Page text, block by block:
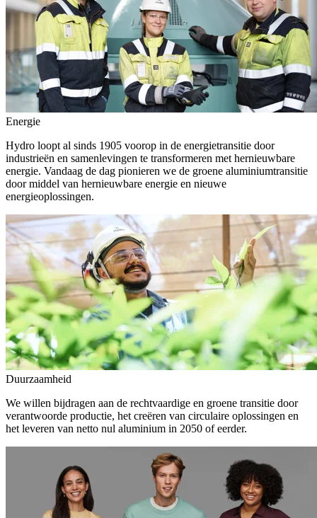
Energie
Hydro loopt al sinds 1905 voorop in de energietransitie door
industrieën en samenlevingen te transformeren met hernieuwbare
energie. Vandaag de dag pionieren we de groene aluminiumtransitie
door middel van hernieuwbare energie en nieuwe
energieoplossingen.
Duurzaamheid
We willen bijdragen aan de rechtvaardige en groene transitie door
verantwoorde productie, het creëren van circulaire oplossingen en
het leveren van netto nul aluminium in 2050 of eerder.